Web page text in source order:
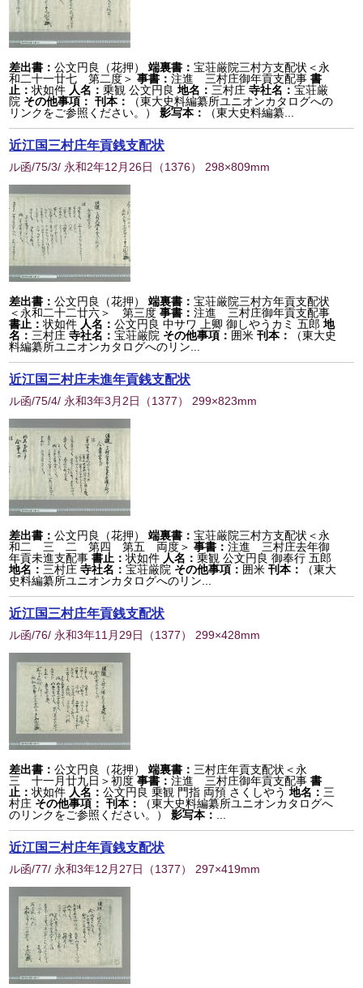
差出書：公文円良（花押） 端裏書：宝荘厳院三村方支配状＜永
和二十一廿七 第二度＞ 事書：注進 三村庄御年貢支配事書
止：状如件 人名：乗観 公文円良 地名： 三村庄 寺社名：宝荘厳
院 その他事項： 刊本：
（東大史料編纂所ユニオンカタログへの
リンクをご参照ください。）
影写本： （東大史料編纂...
近江国三村庄年貢銭支配状
ル函/75/3/ 永和2年12月26日 （1376） 298×809mm
差出書：公文円良（花押） 端裏書：宝荘厳院三村方年貢支配状
＜永和二十二廿六＞ 第三度 事書：注進 三村庄御年貢支配事
書止：状如件 人名：公文円良 中サワ 上卿 御しやうカミ 五郎 地
名： 三村庄 寺社名：宝荘厳院 その他事項： 囲米刊本：
（東大史
料編纂所ユニオンカタログへのリン...
近江国三村庄未進年貢銭支配状
ル函/75/4/ 永和3年3月2日 （1377） 299×823mm
差出書：公文円良（花押） 端裏書：宝荘厳院三村方支配状＜永
和二 三 二 第四 第五 両度＞ 事書：注進 三村庄去年御
年貢未進支配事書止：状如件 人名：乗観 公文円良 御奉行 五郎
地名： 三村庄 寺社名：宝荘厳院 その他事項： 囲米刊本：
（東大
史料編纂所ユニオンカタログへのリン...
近江国三村庄年貢銭支配状
ル函/76/ 永和3年11月29日 （1377） 299×428mm
差出書：公文円良（花押） 端裏書： 三村庄年貢支配状＜永
三 十一月廿九日＞初度 事書：注進 三村庄御年貢支配事書
止：状如件 人名：公文円良 乗観 門指 両預 さくしやう 地名： 三
村庄 その他事項： 刊本：
（東大史料編纂所ユニオンカタログへ
のリンクをご参照ください。）
影写本：
近江国三村庄年貢銭支配状
ル函/77/ 永和3年12月27日 （1377） 297×419mm